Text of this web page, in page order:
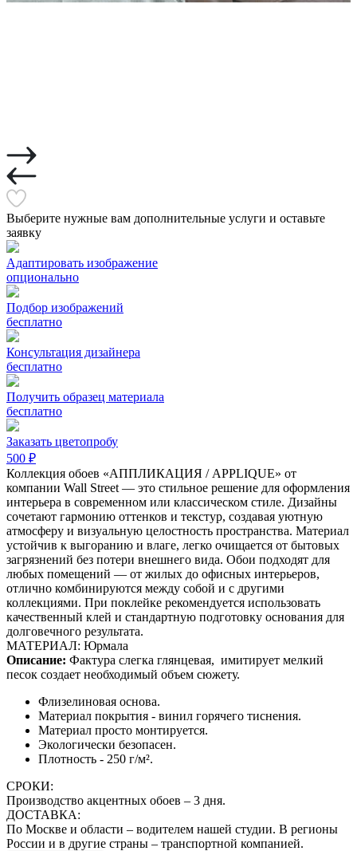
Выберите нужные вам дополнительные услуги и оставьте
заявку
Адаптировать изображение
опционально
Подбор изображений
бесплатно
Консультация дизайнера
бесплатно
Получить образец материала
бесплатно
Заказать цветопробу
500 ₽
Коллекция обоев «АППЛИКАЦИЯ / APPLIQUE» от
компании Wall Street — это стильное решение для оформления
интерьера в современном или классическом стиле. Дизайны
сочетают гармонию оттенков и текстур, создавая уютную
атмосферу и визуальную целостность пространства. Материал
устойчив к выгоранию и влаге, легко очищается от бытовых
загрязнений без потери внешнего вида. Обои подходят для
любых помещений — от жилых до офисных интерьеров,
отлично комбинируются между собой и с другими
коллекциями. При поклейке рекомендуется использовать
качественный клей и стандартную подготовку основания для
долговечного результата.
МАТЕРИАЛ: Юрмала
Описание: Фактура слегка глянцевая, имитирует мелкий
песок создает необходимый объем сюжету.
Флизелиновая основа.
Материал покрытия - винил горячего тиснения.
Материал просто монтируется.
Экологически безопасен.
Плотность - 250 г/м².
СРОКИ:
Производство акцентных обоев – 3 дня.
ДОСТАВКА:
По Москве и области – водителем нашей студии. В регионы
России и в другие страны – транспортной компанией.